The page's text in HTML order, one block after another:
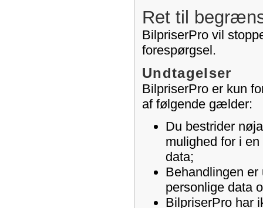
Ret til
BilpriserPro vil
forespørgsel.
Undtagelser
BilpriserPro er kun
af følgende gælder:
Du bestrider
mulighed for i
data;
Behandlingen
personlige data
BilpriserPro har